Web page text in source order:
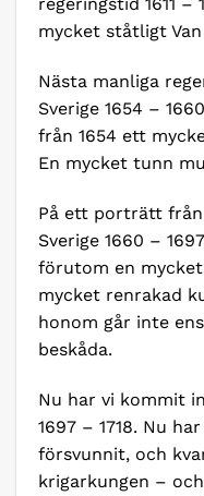
mycket ståtligt
Nästa manliga
Sverige 1654 –
från 1654 ett
En mycket tunn
På ett porträtt från
Sverige 1660 –
förutom en
mycket renrakad
honom går inte
beskåda.
Nu har vi kommit
1697 – 1718. Nu
försvunnit, och
krigarkungen –